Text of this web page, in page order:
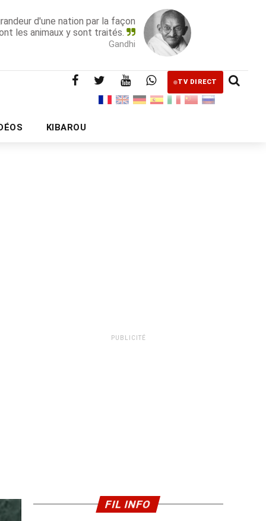
d'une nation par la façon
les animaux y sont traités.
Gandhi
TV DIRECT
KIBAROU
PUBLICITÉ
FIL INFO